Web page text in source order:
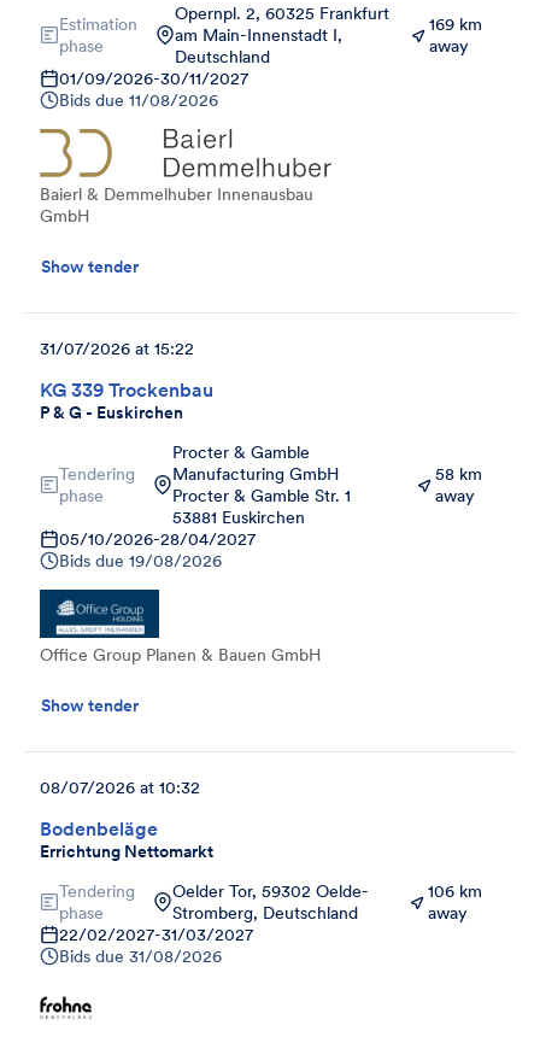
Estimation
phase
Opernpl. 2, 60325 Frankfurt
am Main-Innenstadt I,
Deutschland
169 km
away
01/09/2026-30/11/2027
Bids due 11/08/2026
Baierl & Demmelhuber Innenausbau
GmbH
Show tender
KG 339 Trockenbau
P & G - Euskirchen
31/07/2026 at 15:22
Tendering
phase
Procter & Gamble
Manufacturing GmbH
Procter & Gamble Str. 1
53881 Euskirchen
58 km
away
05/10/2026-28/04/2027
Bids due 19/08/2026
Office Group Planen & Bauen GmbH
Show tender
Bodenbeläge
Errichtung Nettomarkt
08/07/2026 at 10:32
Tendering
phase
Oelder Tor, 59302 Oelde-
Stromberg, Deutschland
106 km
away
22/02/2027-31/03/2027
Bids due 31/08/2026